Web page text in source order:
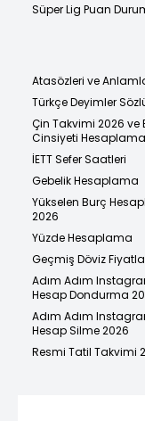
Süper Lig Puan
Atasözleri ve
Türkçe Deyimler
Çin Takvimi 2026 ve
Cinsiyeti Hesaplama
İETT Sefer Saatleri
Gebelik Hesaplama
Yükselen Burç
2026
Yüzde Hesaplama
Geçmiş Döviz
Adım Adım
Hesap Dondurma
Adım Adım
Hesap Silme 2026
Resmi Tatil Takvimi